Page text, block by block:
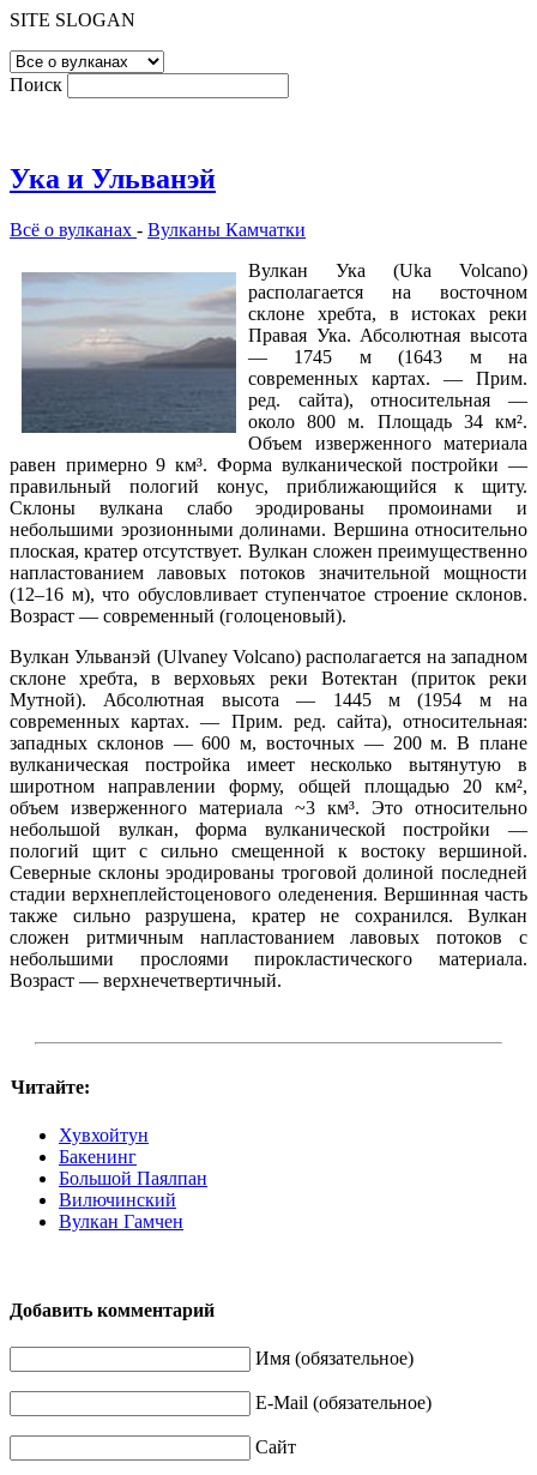
SITE SLOGAN
Поиск
Ука и Ульванэй
Всё о вулканах - Вулканы Камчатки
Вулкан Ука (Uka Volcano)
располагается на восточном
склоне хребта, в истоках реки
Правая Ука. Абсолютная высота
— 1745 м (1643 м на
современных картах. — Прим.
ред. сайта), относительная —
около 800 м. Площадь 34 км².
Объем изверженного материала
равен примерно 9 км³. Форма вулканической постройки —
правильный пологий конус, приближающийся к щиту.
Склоны вулкана слабо эродированы промоинами и
небольшими эрозионными долинами. Вершина относительно
плоская, кратер отсутствует. Вулкан сложен преимущественно
напластованием лавовых потоков значительной мощности
(12–16 м), что обусловливает ступенчатое строение склонов.
Возраст — современный (голоценовый).
Вулкан Ульванэй (Ulvaney Volcano) располагается на западном
склоне хребта, в верховьях реки Вотектан (приток реки
Мутной). Абсолютная высота — 1445 м (1954 м на
современных картах. — Прим. ред. сайта), относительная:
западных склонов — 600 м, восточных — 200 м. В плане
вулканическая постройка имеет несколько вытянутую в
широтном направлении форму, общей площадью 20 км²,
объем изверженного материала ~3 км³. Это относительно
небольшой вулкан, форма вулканической постройки —
пологий щит с сильно смещенной к востоку вершиной.
Северные склоны эродированы троговой долиной последней
стадии верхнеплейстоценового оледенения. Вершинная часть
также сильно разрушена, кратер не сохранился. Вулкан
сложен ритмичным напластованием лавовых потоков с
небольшими прослоями пирокластического материала.
Возраст — верхнечетвертичный.
Читайте:
Хувхойтун
Бакенинг
Большой Паялпан
Вилючинский
Вулкан Гамчен
Добавить комментарий
Имя (обязательное)
E-Mail (обязательное)
Сайт